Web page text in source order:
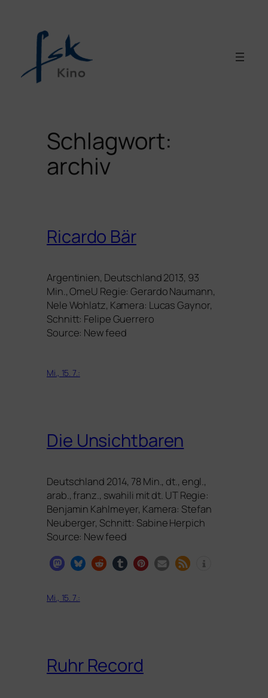
springen
Schlagwort:
archiv
Ricardo Bär
Argentinien, Deutschland 2013, 93
Min., OmeU Regie: Gerardo Naumann,
Nele Wohlatz, Kamera: Lucas Gaynor,
Schnitt: Felipe Guerrero
Source: New feed
Mi., 15. 7.:
Die Unsichtbaren
Deutschland 2014, 78 Min., dt., engl.,
arab., franz., swa­hi­li mit dt. UTRegie:
Benjamin Kahlmeyer, Kamera: Stefan
Neuberger, Schnitt: Sabine Herpich
Source: New feed
Mi., 15. 7.:
Ruhr Record